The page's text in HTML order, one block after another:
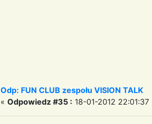
Odp: FUN CLUB zespołu VISION TALK
« Odpowiedz #35 : 18-01-2012 22:01:37